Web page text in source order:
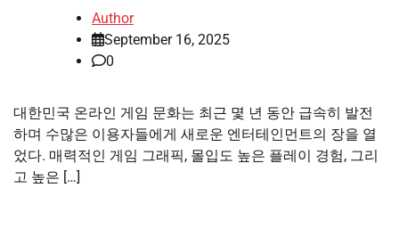
Author
September 16, 2025
0
대한민국 온라인 게임 문화는 최근 몇 년 동안 급속히 발전
하며 수많은 이용자들에게 새로운 엔터테인먼트의 장을 열
었다. 매력적인 게임 그래픽, 몰입도 높은 플레이 경험, 그리
고 높은 […]